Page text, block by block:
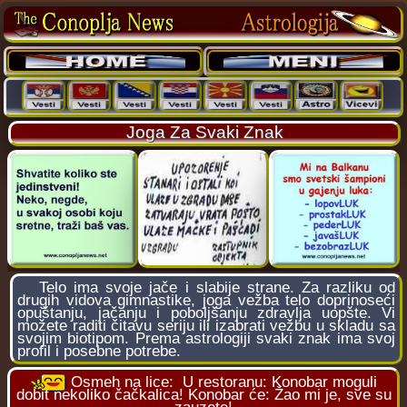
Joga Za Svaki Znak
Telo ima svoje jače i slabije strane. Za razliku od
drugih vidova gimnastike, joga vežba telo doprinoseći
opuštanju, jačanju i poboljšanju zdravlja uopšte. Vi
možete raditi čitavu seriju ili izabrati vežbu u skladu sa
svojim biotipom. Prema astrologiji svaki znak ima svoj
profil i posebne potrebe.
Osmeh na lice: U restoranu: Konobar moguli
dobit nekoliko čačkalica! Konobar će: Žao mi je, sve su